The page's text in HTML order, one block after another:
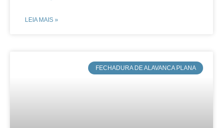
LEIA MAIS »
​FECHADURA DE ALAVANCA PLANA